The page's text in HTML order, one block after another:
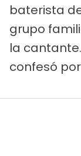
baterista
grupo
la
confesó